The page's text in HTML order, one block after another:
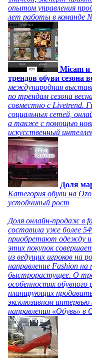
опытом управления
лет работы в команде
Micam и
трендов обуви сезона
международная
по трендам сезона
совместно с Livetrend.
социальных сетей,
а также с помощью
искусственный
Доля
Категория обуви на
устойчивый рост
Доля онлайн-продаж в
составила уже более
приобретают одежду и
этих покупок
из ведущих игроков на
направление Fashion
быстрорастущее. О
особенностях обувного
планирующих
эксклюзивном
направления «Обувь» в